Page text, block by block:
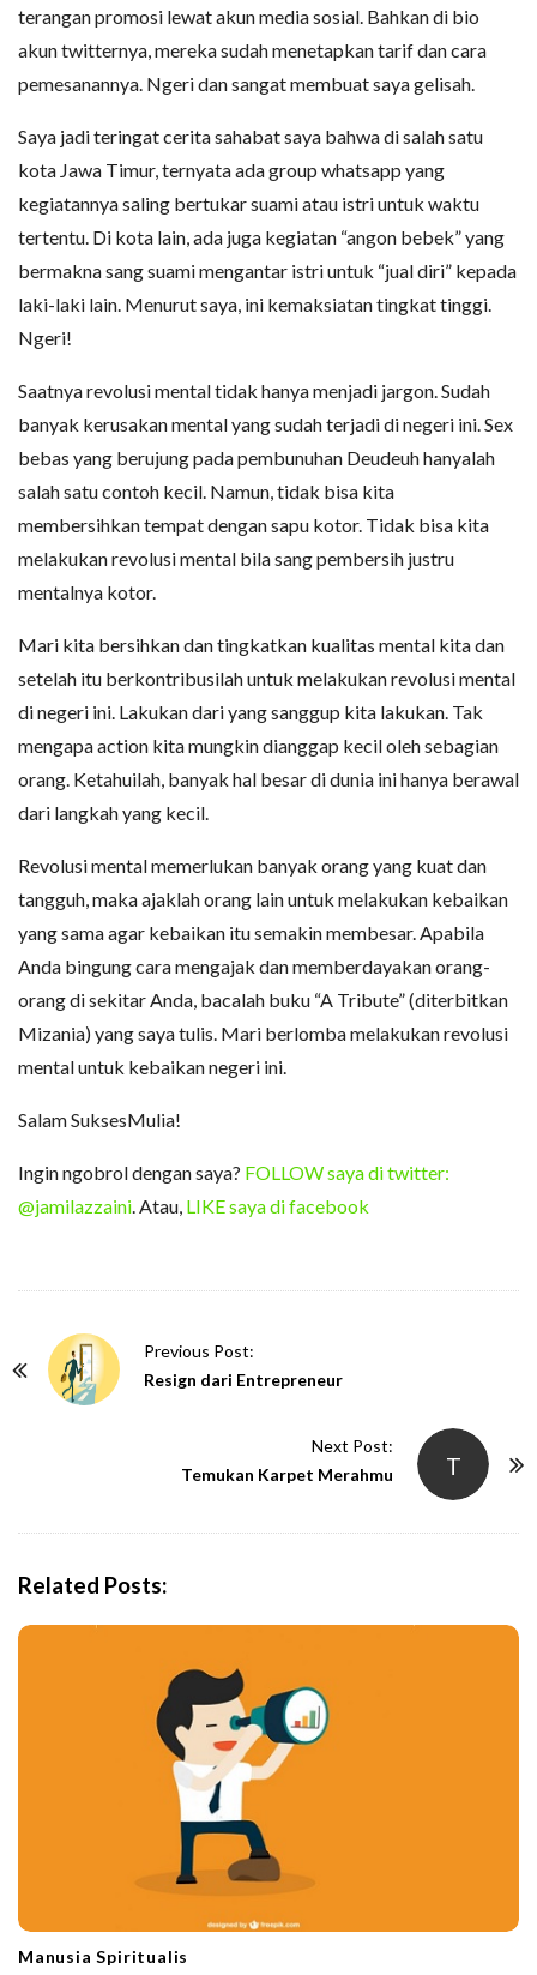
terangan promosi lewat akun media sosial. Bahkan di bio
akun twitternya, mereka sudah menetapkan tarif dan cara
pemesanannya. Ngeri dan sangat membuat saya gelisah.
Saya jadi teringat cerita sahabat saya bahwa di salah satu
kota Jawa Timur, ternyata ada group whatsapp yang
kegiatannya saling bertukar suami atau istri untuk waktu
tertentu. Di kota lain, ada juga kegiatan “angon bebek” yang
bermakna sang suami mengantar istri untuk “jual diri” kepada
laki-laki lain. Menurut saya, ini kemaksiatan tingkat tinggi.
Ngeri!
Saatnya revolusi mental tidak hanya menjadi jargon. Sudah
banyak kerusakan mental yang sudah terjadi di negeri ini. Sex
bebas yang berujung pada pembunuhan Deudeuh hanyalah
salah satu contoh kecil. Namun, tidak bisa kita
membersihkan tempat dengan sapu kotor. Tidak bisa kita
melakukan revolusi mental bila sang pembersih justru
mentalnya kotor.
Mari kita bersihkan dan tingkatkan kualitas mental kita dan
setelah itu berkontribusilah untuk melakukan revolusi mental
di negeri ini. Lakukan dari yang sanggup kita lakukan. Tak
mengapa action kita mungkin dianggap kecil oleh sebagian
orang. Ketahuilah, banyak hal besar di dunia ini hanya berawal
dari langkah yang kecil.
Revolusi mental memerlukan banyak orang yang kuat dan
tangguh, maka ajaklah orang lain untuk melakukan kebaikan
yang sama agar kebaikan itu semakin membesar. Apabila
Anda bingung cara mengajak dan memberdayakan orang-
orang di sekitar Anda, bacalah buku “A Tribute” (diterbitkan
Mizania) yang saya tulis. Mari berlomba melakukan revolusi
mental untuk kebaikan negeri ini.
Salam SuksesMulia!
Ingin ngobrol dengan saya? FOLLOW saya di twitter:
@jamilazzaini. Atau, LIKE saya di facebook
Previous Post:
Resign dari Entrepreneur
T
Next Post:
Temukan Karpet Merahmu
Related Posts:
Manusia Spiritualis